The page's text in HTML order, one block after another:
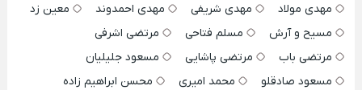
مهدی مولاد
مهدی شریفی مهدی احمدوند
معین زد
مسیح و آرش
مسلم فتاحی
مرتضی اشرفی
مرتضی باب
مرتضی پاشایی
مسعود جلیلیان
مسعود صادقلو
محمد امیری
محسن ابراهیم زاده